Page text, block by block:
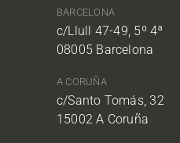
BARCELONA
c/Llull 47-49, 5º 4ª
08005 Barcelona
A CORUÑA
c/Santo Tomás, 32
15002 A Coruña